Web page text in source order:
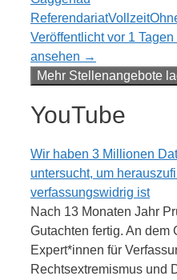
ReferendariatVollzeit
Veröffentlicht vor 1
ansehen →
Mehr Stellenangebote
YouTube
Wir haben 3 Millionen
untersucht, um
verfassungswidrig ist
Nach 13 Monaten Jahr
Gutachten fertig. An dem
Expert*innen für
Rechtsextremismus und